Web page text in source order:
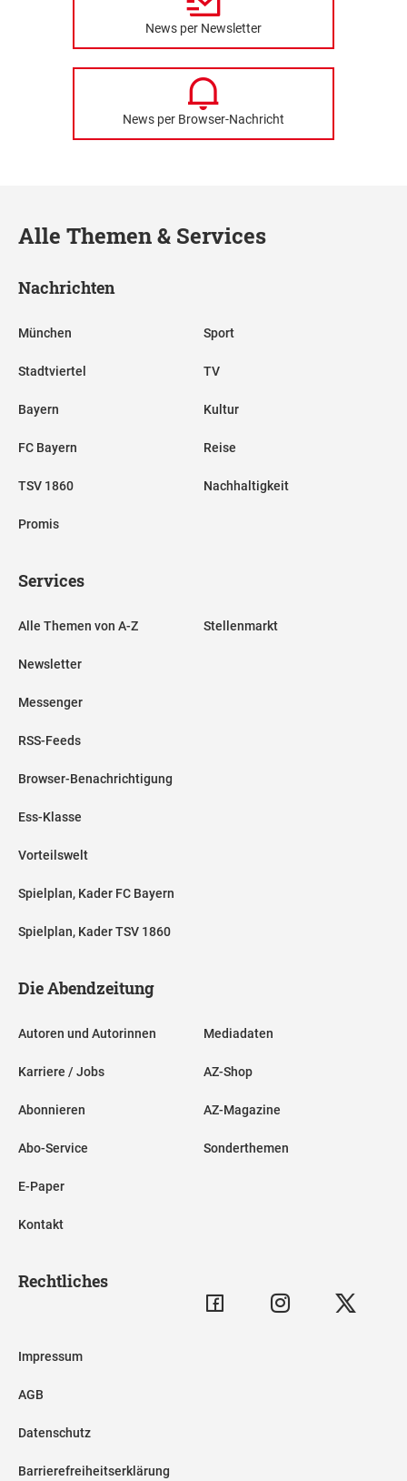
News per Newsletter
News per Browser-Nachricht
Alle Themen & Services
Nachrichten
München
Stadtviertel
Bayern
FC Bayern
TSV 1860
Promis
Sport
TV
Kultur
Reise
Nachhaltigkeit
Services
Alle Themen von A-Z
Newsletter
Messenger
RSS-Feeds
Browser-Benachrichtigung
Ess-Klasse
Vorteilswelt
Spielplan, Kader FC Bayern
Spielplan, Kader TSV 1860
Stellenmarkt
Die Abendzeitung
Autoren und Autorinnen
Karriere / Jobs
Abonnieren
Abo-Service
E-Paper
Kontakt
Mediadaten
AZ-Shop
AZ-Magazine
Sonderthemen
Rechtliches
Impressum
AGB
Datenschutz
Barrierefreiheitserklärung